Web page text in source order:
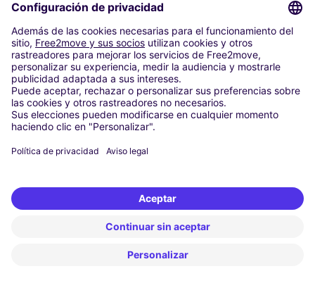
NUESTRAS CIUDADES
Paris
Madrid
Washington DC
Milán
Roma
Turín
Viena
Berlín
Düsseldorf